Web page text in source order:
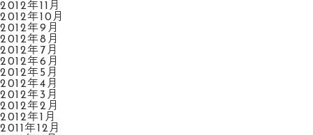
2012年11月
2012年10月
2012年9月
2012年8月
2012年7月
2012年6月
2012年5月
2012年4月
2012年3月
2012年2月
2012年1月
2011年12月